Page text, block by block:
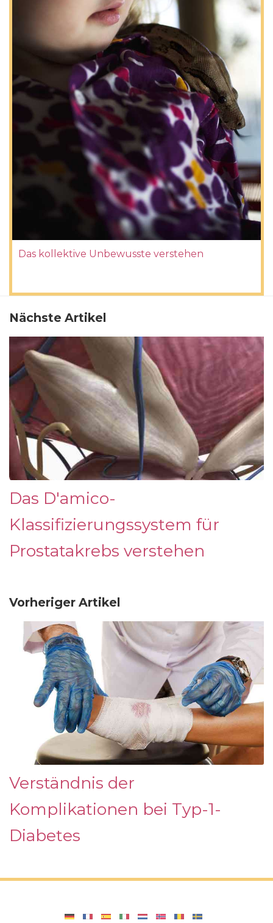
Das kollektive Unbewusste verstehen
Nächste Artikel
Das D'amico-
Klassifizierungssystem für
Prostatakrebs verstehen
Vorheriger Artikel
Verständnis der
Komplikationen bei Typ-1-
Diabetes